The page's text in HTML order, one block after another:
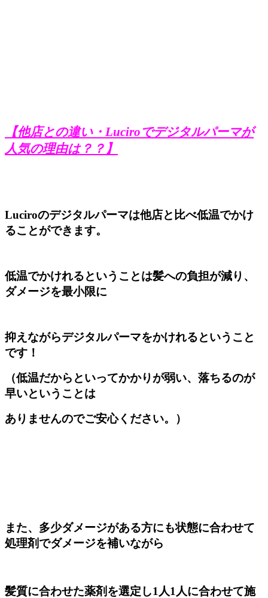
【他店との違い・Luciroでデジタルパーマが
人気の理由は？？】
Luciroのデジタルパーマは他店と比べ低温でかけ
ることができます。
低温でかけれるということは髪への負担が減り、
ダメージを最小限に
抑えながらデジタルパーマをかけれるということ
です！
（低温だからといってかかりが弱い、落ちるのが
早いということは
ありませんのでご安心ください。）
また、多少ダメージがある方にも状態に合わせて
処理剤でダメージを補いながら
髪質に合わせた薬剤を選定し1人1人に合わせて施